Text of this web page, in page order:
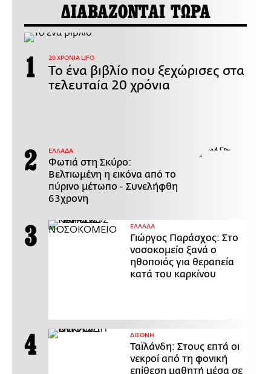
ΔΙΑΒΑΖΟΝΤΑΙ ΤΩΡΑ
20 ΧΡΟΝΙΑ LIFO
Το ένα βιβλίο που ξεχώρισες στα
τελευταία 20 χρόνια
ΕΛΛΑΔΑ
Φωτιά στη Σκύρο:
Βελτιωμένη η εικόνα από το
πύρινο μέτωπο - Συνελήφθη
63χρονη
ΕΛΛΑΔΑ
Γιώργος Παράσχος: Στο
νοσοκομείο ξανά ο
ηθοποιός για θεραπεία
κατά του καρκίνου
ΔΙΕΘΝΗ
Ταϊλάνδη: Στους επτά οι
νεκροί από τη φονική
επίθεση μαθητή μέσα σε